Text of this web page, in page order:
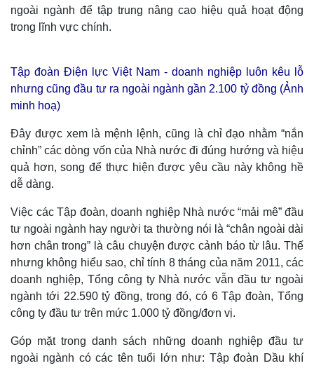
Thế giới
Quan sát
Hồ sơ
Multimedia
E-Magazine
Infographic
ngoài ngành để tập trung nâng cao hiệu quả hoạt động
trong lĩnh vực chính.
Tập đoàn Điện lực Việt Nam - doanh nghiệp luôn kêu lỗ
nhưng cũng đầu tư ra ngoài ngành gần 2.100 tỷ đồng (Ảnh
minh hoạ)
Đây được xem là mệnh lệnh, cũng là chỉ đạo nhằm “nắn
chỉnh” các dòng vốn của Nhà nước đi đúng hướng và hiệu
quả hơn, song để thực hiện được yêu cầu này không hề
dễ dàng.
Việc các Tập đoàn, doanh nghiệp Nhà nước “mải mê” đầu
tư ngoài ngành hay người ta thường nói là “chân ngoài dài
hơn chân trong” là câu chuyện được cảnh báo từ lâu. Thế
nhưng không hiểu sao, chỉ tính 8 tháng của năm 2011, các
doanh nghiệp, Tổng công ty Nhà nước vẫn đầu tư ngoài
ngành tới 22.590 tỷ đồng, trong đó, có 6 Tập đoàn, Tổng
công ty đầu tư trên mức 1.000 tỷ đồng/đơn vị.
Góp mặt trong danh sách những doanh nghiệp đầu tư
ngoài ngành có các tên tuổi lớn như: Tập đoàn Dầu khí